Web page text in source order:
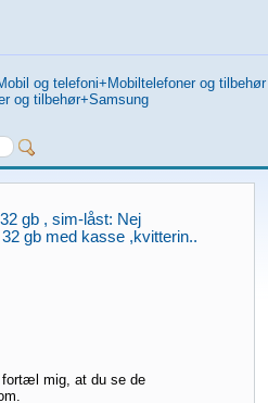
og telefoni+Mobiltelefoner og tilbehør
og tilbehør+Samsung
gb , sim-låst: Nej
gb med kasse ,kvitterin..
fortæl mig, at du se de